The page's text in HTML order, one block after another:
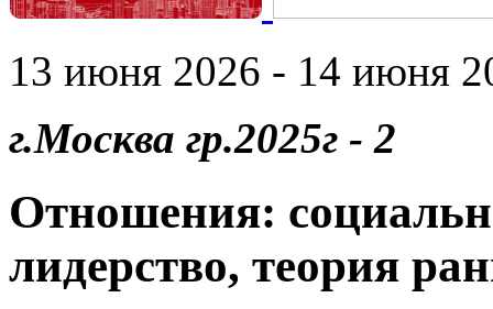
13 июня 2026 - 14 июня
г.Москва гр.2025г - 2
Отношения:
лидерство, теория